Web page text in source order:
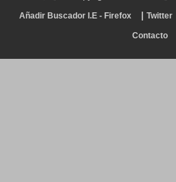
Añadir Buscador I.E - Firefox Twitter
Contacto